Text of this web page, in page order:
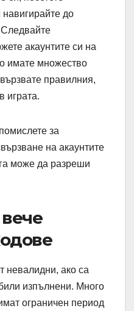
до
Следвайте
акаунтите си на
имате множество
правилния,
играта.
за
на акаунтите
може да разреши
невалидни, ако са
изпълнени. Много
ограничен период